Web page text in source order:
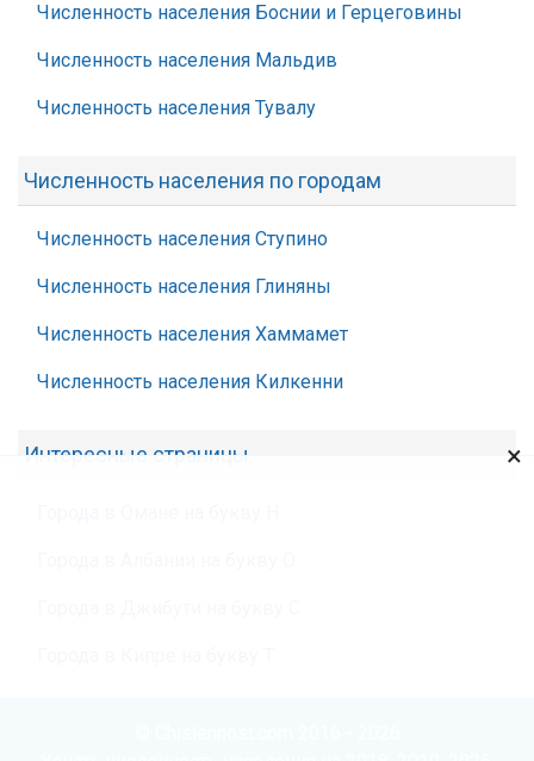
Численность населения Боснии и Герцеговины
Численность населения Мальдив
Численность населения Тувалу
Численность населения по городам
Численность населения Ступино
Численность населения Глиняны
Численность населения Хаммамет
Численность населения Килкенни
Интересные страницы ×